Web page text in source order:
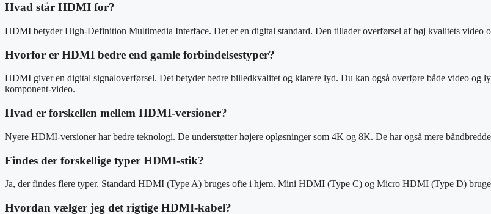
Hvad står HDMI for?
HDMI betyder High-Definition Multimedia Interface. Det er en digital standard. Den tillader overførsel af høj kvalitets video
Hvorfor er HDMI bedre end gamle forbindelsestyper?
HDMI giver en digital signaloverførsel. Det betyder bedre billedkvalitet og klarere lyd. Du kan også overføre både video og
komponent-video.
Hvad er forskellen mellem HDMI-versioner?
Nyere HDMI-versioner har bedre teknologi. De understøtter højere opløsninger som 4K og 8K. De har også mere
Findes der forskellige typer HDMI-stik?
Ja, der findes flere typer. Standard HDMI (Type A) bruges ofte i hjem. Mini HDMI (Type C) og Micro HDMI (Type D)
Hvordan vælger jeg det rigtige HDMI-kabel?